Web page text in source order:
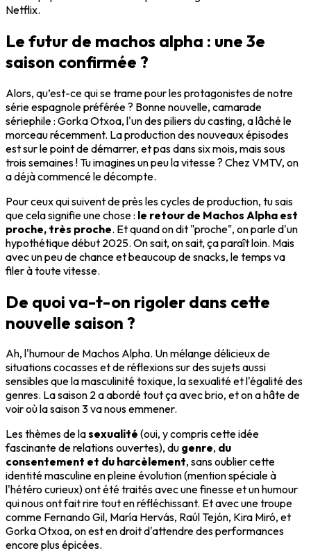
Netflix.
Le futur de machos alpha : une 3e
saison confirmée ?
Alors, qu’est-ce qui se trame pour les protagonistes de notre
série espagnole préférée ? Bonne nouvelle, camarade
sériephile : Gorka Otxoa, l'un des piliers du casting, a lâché le
morceau récemment. La production des nouveaux épisodes
est sur le point de démarrer, et pas dans six mois, mais sous
trois semaines ! Tu imagines un peu la vitesse ? Chez VMTV, on
a déjà commencé le décompte.
Pour ceux qui suivent de près les cycles de production, tu sais
que cela signifie une chose : le retour de Machos Alpha est
proche, très proche. Et quand on dit "proche", on parle d'un
hypothétique début 2025. On sait, on sait, ça paraît loin. Mais
avec un peu de chance et beaucoup de snacks, le temps va
filer à toute vitesse.
De quoi va-t-on rigoler dans cette
nouvelle saison ?
Ah, l'humour de Machos Alpha. Un mélange délicieux de
situations cocasses et de réflexions sur des sujets aussi
sensibles que la masculinité toxique, la sexualité et l'égalité des
genres. La saison 2 a abordé tout ça avec brio, et on a hâte de
voir où la saison 3 va nous emmener.
Les thèmes de lasexualité (oui, y compris cette idée
fascinante de relations ouvertes), du genre, du
consentement et du harcèlement, sans oublier cette
identité masculine en pleine évolution (mention spéciale à
l'hétéro curieux) ont été traités avec une finesse et un humour
qui nous ont fait rire tout en réfléchissant. Et avec une troupe
comme Fernando Gil, María Hervás, Raúl Tejón, Kira Miró, et
Gorka Otxoa, on est en droit d'attendre des performances
encore plus épicées.